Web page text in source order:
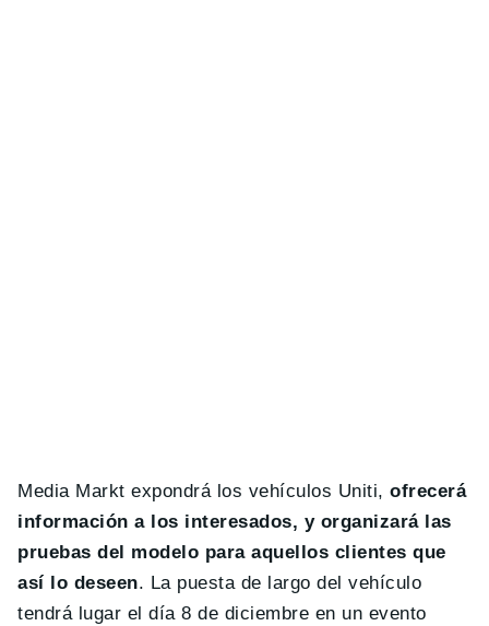
Media Markt expondrá los vehículos Uniti,ofrecerá
información a los interesados, y organizará las
pruebas del modelo para aquellos clientes que
así lo deseen. La puesta de largo del vehículo
tendrá lugar el día 8 de diciembre en un evento